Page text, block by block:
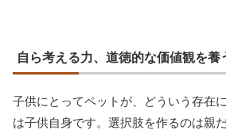
自ら考える力、道徳的な価値観を養
子供にとってペットが、どういう存在
は子供自身です。選択肢を作るのは親